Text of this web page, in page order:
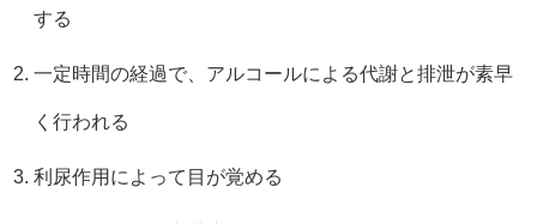
する
一定時間の経過で、アルコールによる代謝と排泄が素早
く行われる
利尿作用によって目が覚める